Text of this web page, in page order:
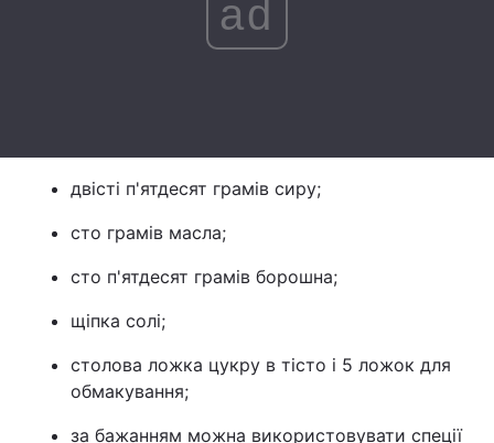
Тема оформлення
ad
двісті п'ятдесят грамів сиру;
сто грамів масла;
сто п'ятдесят грамів борошна;
щіпка солі;
столова ложка цукру в тісто і 5 ложок для
обмакування;
за бажанням можна використовувати спеції